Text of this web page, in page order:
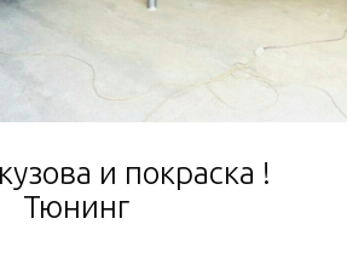
и покраска !
Тюнинг